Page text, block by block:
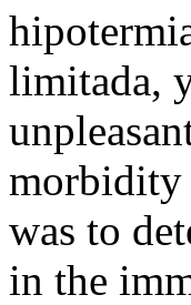
limitada,
morbidity
was to
in the